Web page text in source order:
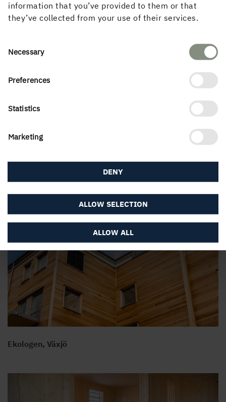
information that you’ve provided to them or that
they’ve collected from your use of their services.
Consent
Necessary
Preferences
Statistics
Marketing
ALLOW ALL
ALLOW SELECTION
DENY
Brf Sjöbodarna, Östersund
Ekologen, Växjö